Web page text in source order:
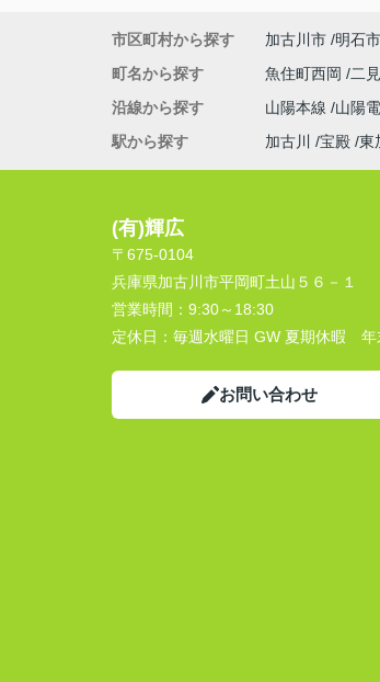
市区町村から探す 加古川市 明石市
町名から探す
魚住町西岡 二
沿線から探す
山陽本線 山陽
駅から探す
加古川 宝殿 東
(有)輝広
〒675-0104
兵庫県加古川市平岡町土山５６－１
営業時間： 9:30～18:30
定休日： 毎週水曜日 GW 夏期休暇 年
お問い合わせ